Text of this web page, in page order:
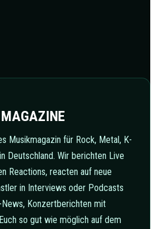
Musikmagazin für Rock, Metal, K-
Deutschland. Wir berichten Live
Reactions, reacten auf neue
in Interviews oder Podcasts
Konzertberichten mit
so gut wie möglich auf dem